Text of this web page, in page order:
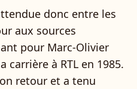
donc entre les
aux sources
pour Marc-Olivier
carrière à RTL en 1985.
retour et a tenu